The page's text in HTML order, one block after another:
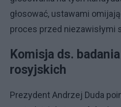
głosować, ustawami
proces przed niezawisłymi
Komisja ds.
rosyjskich
Prezydent Andrzej Duda